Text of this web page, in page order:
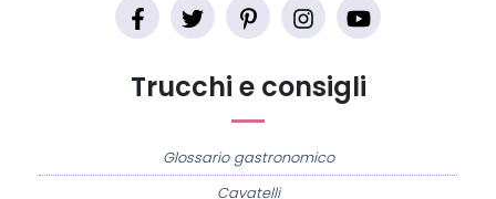
Trucchi e consigli
Glossario gastronomico
Cavatelli